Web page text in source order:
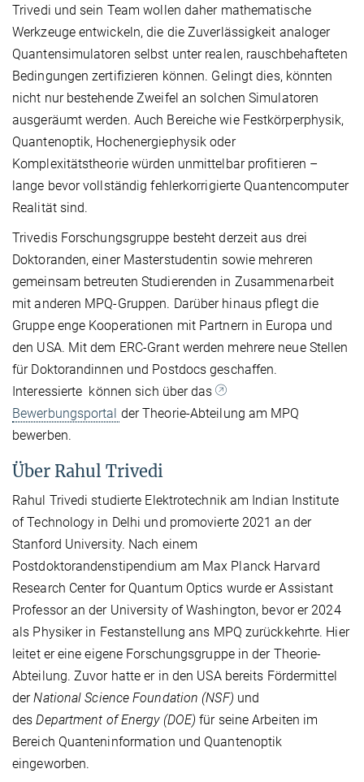
Trivedi und sein Team wollen daher mathematische
Werkzeuge entwickeln, die die Zuverlässigkeit analoger
Quantensimulatoren selbst unter realen, rauschbehafteten
Bedingungen zertifizieren können. Gelingt dies, könnten
nicht nur bestehende Zweifel an solchen Simulatoren
ausgeräumt werden. Auch Bereiche wie Festkörperphysik,
Quantenoptik, Hochenergiephysik oder
Komplexitätstheorie würden unmittelbar profitieren –
lange bevor vollständig fehlerkorrigierte Quantencomputer
Realität sind.
Trivedis Forschungsgruppe besteht derzeit aus drei
Doktoranden, einer Masterstudentin sowie mehreren
gemeinsam betreuten Studierenden in Zusammenarbeit
mit anderen MPQ-Gruppen. Darüber hinaus pflegt die
Gruppe enge Kooperationen mit Partnern in Europa und
den USA. Mit dem ERC-Grant werden mehrere neue Stellen
für Doktorandinnen und Postdocs geschaffen.
Interessierte können sich über das
Bewerbungsportal der Theorie-Abteilung am MPQ
bewerben.
Über Rahul Trivedi
Rahul Trivedi studierte Elektrotechnik am Indian Institute
of Technology in Delhi und promovierte 2021 an der
Stanford University. Nach einem
Postdoktorandenstipendium am Max Planck Harvard
Research Center for Quantum Optics wurde er Assistant
Professor an der University of Washington, bevor er 2024
als Physiker in Festanstellung ans MPQ zurückkehrte. Hier
leitet er eine eigene Forschungsgruppe in der Theorie-
Abteilung. Zuvor hatte er in den USA bereits Fördermittel
derNational Science Foundation (NSF) und
desDepartment of Energy (DOE) für seine Arbeiten im
Bereich Quanteninformation und Quantenoptik
eingeworben.